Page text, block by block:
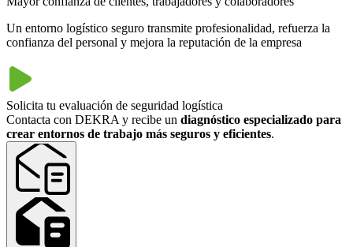
Un entorno logístico seguro transmite profesionalidad, refuerza la
confianza del personal y mejora la reputación de la empresa
Solicita tu evaluación de seguridad logística
Contacta con DEKRA y recibe un diagnóstico especializado para
crear entornos de trabajo más seguros y eficientes.